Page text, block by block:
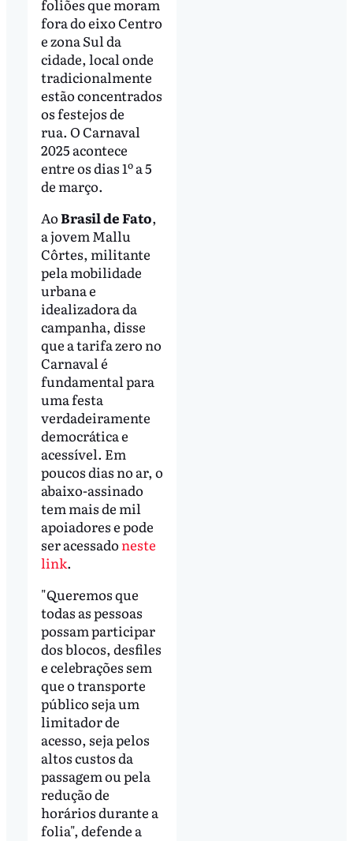
foliões que moram
fora do eixo Centro
e zona Sul da
cidade, local onde
tradicionalmente
estão concentrados
os festejos de
rua. O Carnaval
2025 acontece
entre os dias 1º a 5
de março.
AoBrasil de Fato,
a jovem Mallu
Côrtes, militante
pela mobilidade
urbana e
idealizadora da
campanha, disse
que a tarifa zero no
Carnaval é
fundamental para
uma festa
verdadeiramente
democrática e
acessível. Em
poucos dias no ar, o
abaixo-assinado
tem mais de mil
apoiadores e pode
ser acessado neste
link.
"Queremos que
todas as pessoas
possam participar
dos blocos, desfiles
e celebrações sem
que o transporte
público seja um
limitador de
acesso, seja pelos
altos custos da
passagem ou pela
redução de
horários durante a
folia", defende a